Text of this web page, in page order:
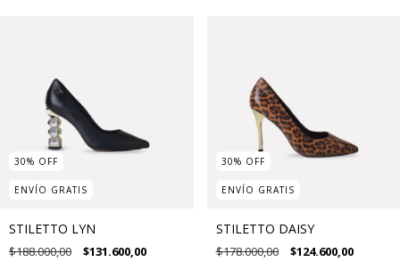
30% OFF
ENVÍO GRATIS
STILETTO LYN
$188.000,00 $131.600,00
30% OFF
ENVÍO GRATIS
STILETTO DAISY
$178.000,00 $124.600,00